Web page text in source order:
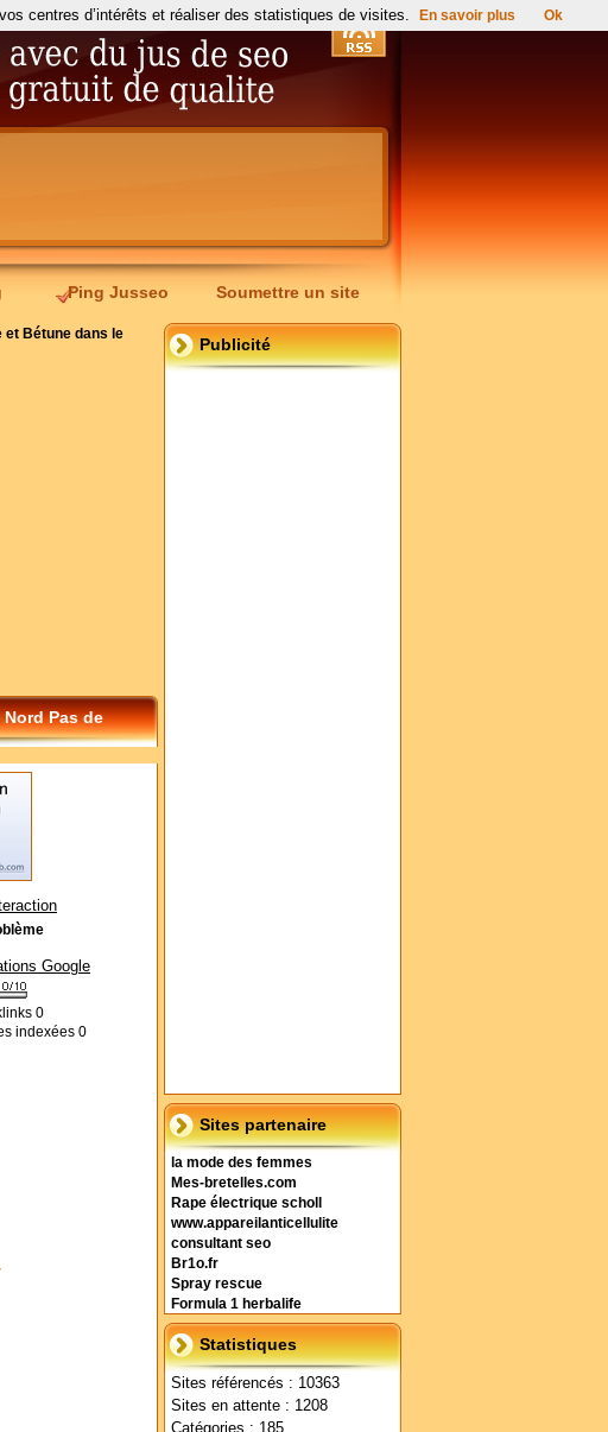
Ping Jusseo Soumettre un site
Publicité
Sites partenaire
la mode des femmes
Mes-bretelles.com
Rape électrique scholl
www.appareilanticellulite
consultant seo
Br1o.fr
Spray rescue
Formula 1 herbalife
Statistiques
Sites référencés : 10363
Sites en attente : 1208
Catégories : 185
et Bétune dans le
Pas de
Google
0
indexées 0
centres d’intérêts et réaliser des statistiques de visites. En savoir plus Ok